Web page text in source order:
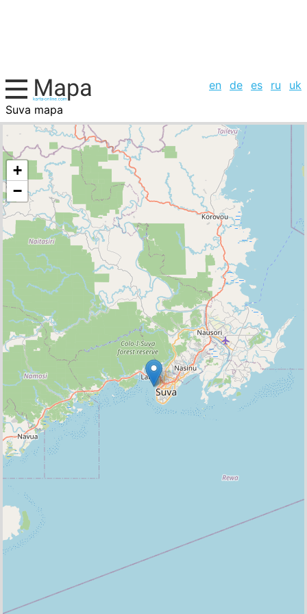
en de es ru
uk
Suva mapa
Fiji, la lista de ciudades
+
−